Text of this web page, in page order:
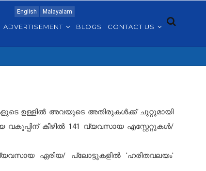
English Malayalam
ADVERTISEMENT BLOGS CONTACT US
ഉള്ളിൽ അവയുടെ അതിരുകൾക്ക് ചുറ്റുമായി
വകുപ്പിന് കീഴിൽ 141 വ്യവസായ എസ്റ്റേറ്റുകൾ/
ഏരിയ/ പ്ലോട്ടുകളിൽ 'ഹരിതവലയം'